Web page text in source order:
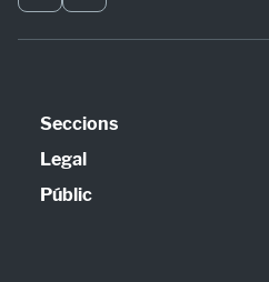
Seccions
Política
Opinió
Legal
Avís legal
Públic